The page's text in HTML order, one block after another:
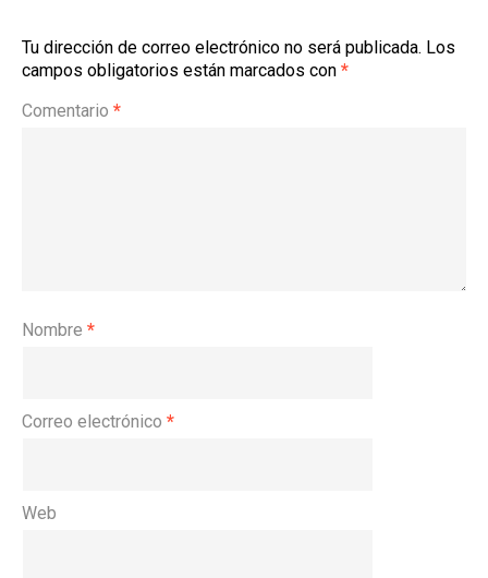
Tu dirección de correo electrónico no será publicada. Los
campos obligatorios están marcados con *
Comentario *
Nombre *
Correo electrónico *
Web